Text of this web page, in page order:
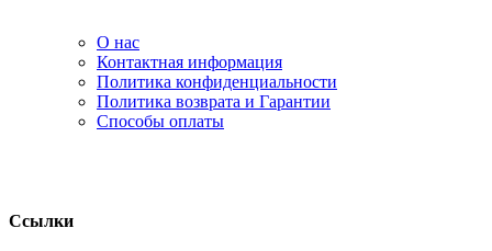
О нас
Контактная информация
Политика конфиденциальности
Политика возврата и Гарантии
Способы оплаты
Ссылки